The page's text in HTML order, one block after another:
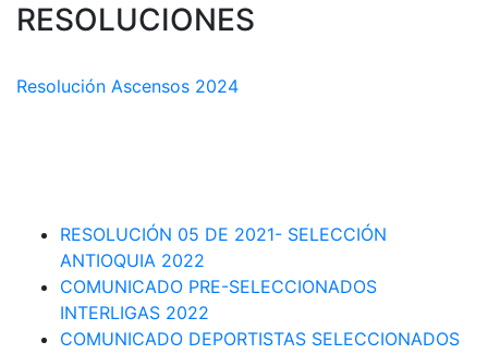
RESOLUCIONES
Resolución Ascensos 2024
RESOLUCIÓN 05 DE 2021- SELECCIÓN
ANTIOQUIA 2022
COMUNICADO PRE-SELECCIONADOS
INTERLIGAS 2022
COMUNICADO DEPORTISTAS SELECCIONADOS